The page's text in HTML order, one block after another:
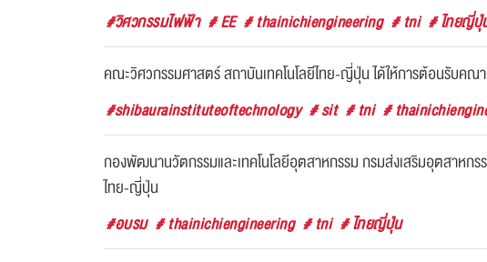
#วิศวกรรมไฟฟ้า # EE # thainichiengineering # tni # ไทยญี่ปุ่
คณะวิศวกรรมศาสตร์ สถาบันเทคโนโลยีไทย-ญี่ปุ่น ได้ให้การต้อนรับ
#shibaurainstituteoftechnology # sit # tni #
กองพัฒนานวัตกรรมและเทคโนโลยีอุตสาหกรรม กรมส่งเสริมอุตสาห
ไทย-ญี่ปุ่น
#อบรม # thainichiengineering # tni # ไทยญี่ปุ่น